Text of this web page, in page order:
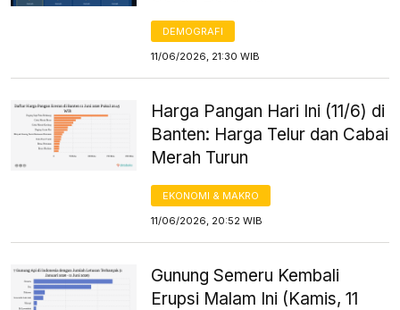
DEMOGRAFI
11/06/2026, 21:30 WIB
Harga Pangan Hari Ini (11/6) di
Banten: Harga Telur dan Cabai
Merah Turun
EKONOMI & MAKRO
11/06/2026, 20:52 WIB
Gunung Semeru Kembali
Erupsi Malam Ini (Kamis, 11